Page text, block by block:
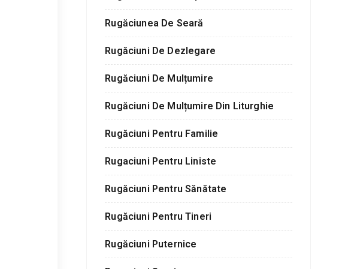
Rugăciunea De Seară
Rugăciuni De Dezlegare
Rugăciuni De Mulțumire
Rugăciuni De Mulțumire Din Liturghie
Rugăciuni Pentru Familie
Rugaciuni Pentru Liniste
Rugăciuni Pentru Sănătate
Rugăciuni Pentru Tineri
Rugăciuni Puternice